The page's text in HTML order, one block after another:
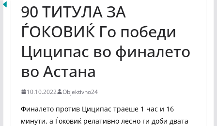
90 ТИТУЛА ЗА
ЃОКОВИЌ Го победи
Циципас во финалето
во Астана
10.10.2022 Objektivno24
Финалето против Циципас траеше 1 час и 16
минути, а Ѓоковиќ релативно лесно ги доби двата